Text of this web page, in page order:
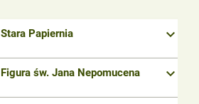
Stara Papiernia keyboard_arrow_down
Figura św. Jana Nepomucena keyboard_arrow_down